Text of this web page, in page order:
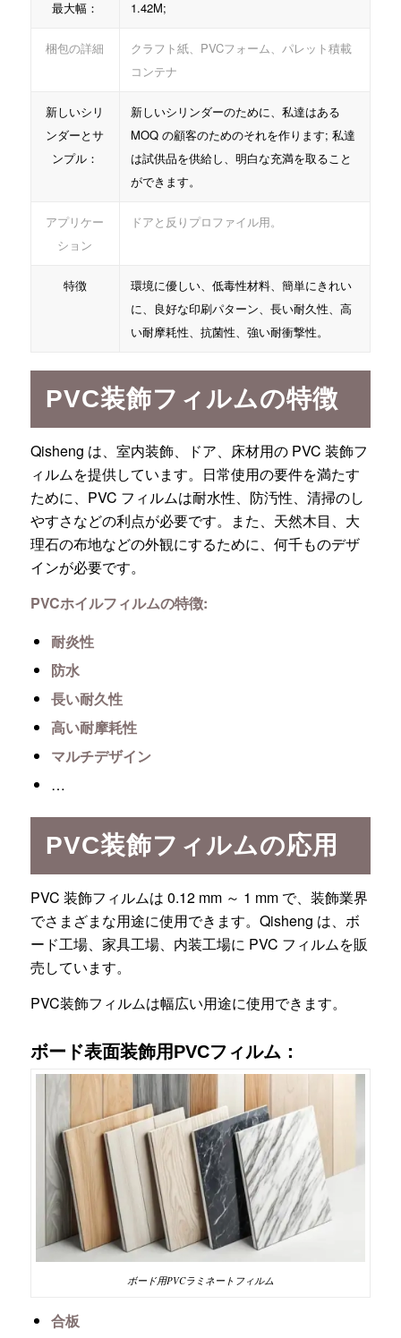
最大幅： 1.42M;
梱包の詳細
クラフト紙、PVCフォーム、パレット積載
コンテナ
新しいシリ
ンダーとサ
ンプル：
新しいシリンダーのために、私達はある
MOQ の顧客のためのそれを作ります; 私達
は試供品を供給し、明白な充満を取ること
ができます。
アプリケー
ション
ドアと反りプロファイル用。
特徴
環境に優しい、低毒性材料、簡単にきれい
に、良好な印刷パターン、長い耐久性、高
い耐摩耗性、抗菌性、強い耐衝撃性。
PVC装飾フィルムの特徴
Qisheng は、室内装飾、ドア、床材用の PVC 装飾フ
ィルムを提供しています。日常使用の要件を満たす
ために、PVC フィルムは耐水性、防汚性、清掃のし
やすさなどの利点が必要です。また、天然木目、大
理石の布地などの外観にするために、何千ものデザ
インが必要です。
PVCホイルフィルムの特徴:
耐炎性
防水
長い耐久性
高い耐摩耗性
マルチデザイン
…
PVC装飾フィルムの応用
PVC 装飾フィルムは 0.12 mm ～ 1 mm で、装飾業界
でさまざまな用途に使用できます。Qisheng は、ボ
ード工場、家具工場、内装工場に PVC フィルムを販
売しています。
PVC装飾フィルムは幅広い用途に使用できます。
ボード表面装飾用PVCフィルム：
ボード用PVCラミネートフィルム
合板